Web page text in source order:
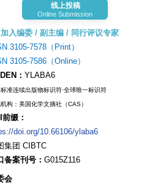
线上投稿
Online Submission
加入编委 / 副主编 / 同行评议专家
3105-7578（Print）
3105-7586（Online）
： YLABA6
准连续出版物标识符·全球唯一标识符
构：美国化学文摘社（CAS）
前缀：
doi.org/10.66106/ylaba6
集团 CIBTC
备案刊号： G015Z116
会